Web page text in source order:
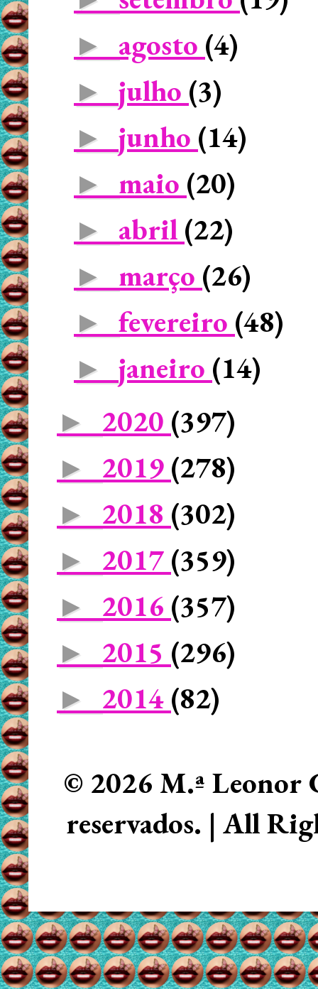
► agosto (4)
► julho (3)
► junho (14)
► maio (20)
► abril (22)
► março (26)
► fevereiro (48)
► janeiro (14)
► 2020 (397)
► 2019 (278)
► 2018 (302)
► 2017 (359)
► 2016 (357)
► 2015 (296)
► 2014 (82)
© 2026 M.ª Leonor
reservados. | All